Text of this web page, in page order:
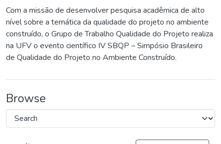
Com a missão de desenvolver pesquisa acadêmica de alto
nível sobre a temática da qualidade do projeto no ambiente
construído, o Grupo de Trabalho Qualidade do Projeto realiza
na UFV o evento científico IV SBQP – Simpósio Brasileiro
de Qualidade do Projeto no Ambiente Construído.
Browse